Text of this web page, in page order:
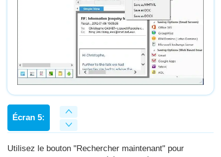
Écran 5:
Utilisez le bouton "Rechercher maintenant" pour